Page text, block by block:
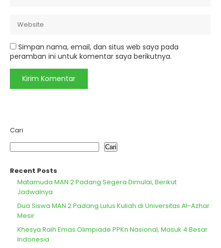
Simpan nama, email, dan situs web saya pada
peramban ini untuk komentar saya berikutnya.
Cari
Cari
Recent Posts
Matamuda MAN 2 Padang Segera Dimulai, Berikut
Jadwalnya
Dua Siswa MAN 2 Padang Lulus Kuliah di Universitas Al-Azhar
Mesir
Khesya Raih Emas Olimpiade PPKn Nasional, Masuk 4 Besar
Indonesia